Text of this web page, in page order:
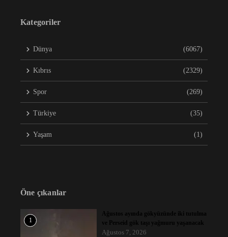
Kategoriler
Dünya (6067)
Kıbrıs (2329)
Spor (269)
Türkiye (35)
Yaşam (1)
Öne çıkanlar
1
Ağustos ayında gökyüzünde iki tutulma
ve Perseid gök taşı yağmuru yaşanacak
Ağustos 7, 2026